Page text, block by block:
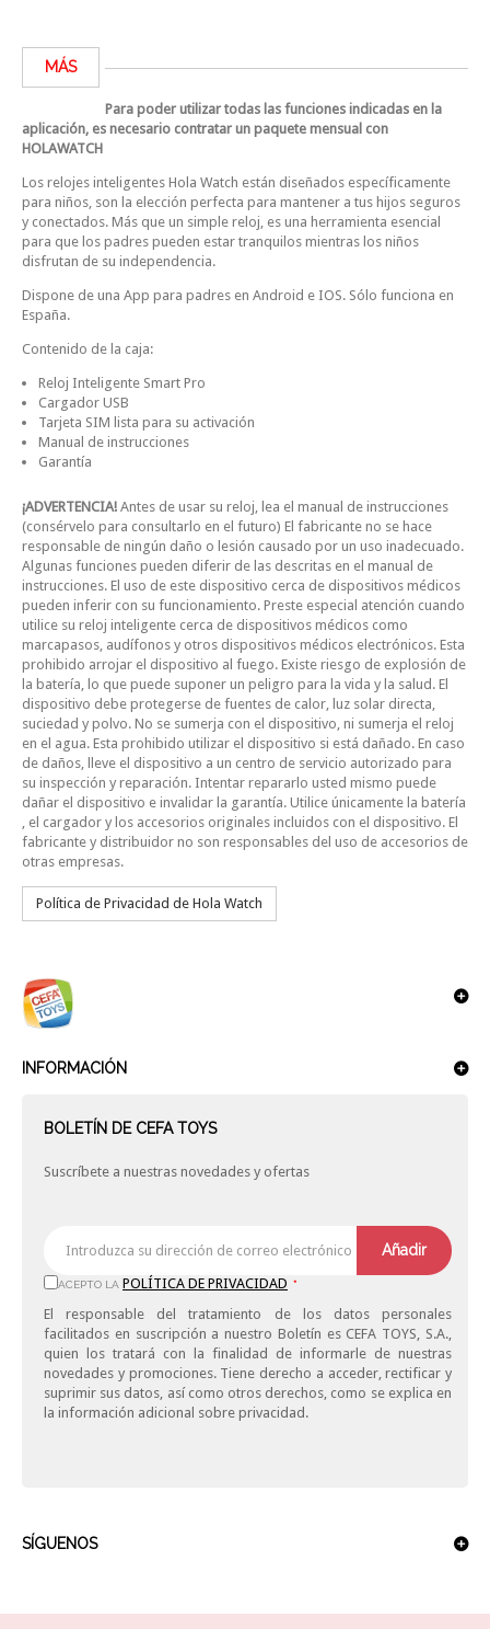
MÁS
Para poder utilizar todas las funciones indicadas en la
aplicación, es necesario contratar un paquete mensual con
HOLAWATCH
Los relojes inteligentes Hola Watch están diseñados específicamente
para niños, son la elección perfecta para mantener a tus hijos seguros
y conectados. Más que un simple reloj, es una herramienta esencial
para que los padres pueden estar tranquilos mientras los niños
disfrutan de su independencia.
Dispone de una App para padres en Android e IOS. Sólo funciona en
España.
Contenido de la caja:
Reloj Inteligente Smart Pro
Cargador USB
Tarjeta SIM lista para su activación
Manual de instrucciones
Garantía
¡ADVERTENCIA! Antes de usar su reloj, lea el manual de instrucciones
(consérvelo para consultarlo en el futuro) El fabricante no se hace
responsable de ningún daño o lesión causado por un uso inadecuado.
Algunas funciones pueden diferir de las descritas en el manual de
instrucciones. El uso de este dispositivo cerca de dispositivos médicos
pueden inferir con su funcionamiento. Preste especial atención cuando
utilice su reloj inteligente cerca de dispositivos médicos como
marcapasos, audífonos y otros dispositivos médicos electrónicos. Esta
prohibido arrojar el dispositivo al fuego. Existe riesgo de explosión de
la batería, lo que puede suponer un peligro para la vida y la salud. El
dispositivo debe protegerse de fuentes de calor, luz solar directa,
suciedad y polvo. No se sumerja con el dispositivo, ni sumerja el reloj
en el agua. Esta prohibido utilizar el dispositivo si está dañado. En caso
de daños, lleve el dispositivo a un centro de servicio autorizado para
su inspección y reparación. Intentar repararlo usted mismo puede
dañar el dispositivo e invalidar la garantía. Utilice únicamente la batería
, el cargador y los accesorios originales incluidos con el dispositivo. El
fabricante y distribuidor no son responsables del uso de accesorios de
otras empresas.
Política de Privacidad de Hola Watch
INFORMACIÓN
BOLETÍN DE CEFA TOYS
Suscríbete a nuestras novedades y ofertas
Añadir
ACEPTO LA POLÍTICA DE PRIVACIDAD *
El responsable del tratamiento de los datos personales
facilitados en suscripción a nuestro Boletín es CEFA TOYS, S.A.,
quien los tratará con la finalidad de informarle de nuestras
novedades y promociones. Tiene derecho a acceder, rectificar y
suprimir sus datos, así como otros derechos, como se explica en
la información adicional sobre privacidad.
SÍGUENOS